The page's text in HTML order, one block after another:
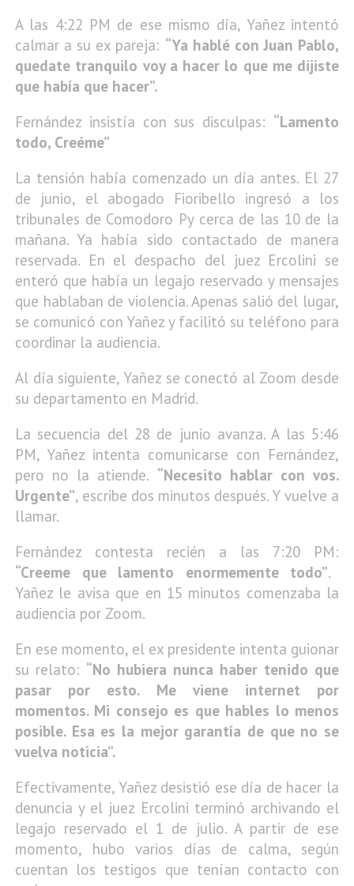
A las 4:22 PM de ese mismo día, Yañez intentó
calmar a su ex pareja: “Ya hablé con Juan Pablo,
quedate tranquilo voy a hacer lo que me dijiste
que había que hacer”.
Fernández insistía con sus disculpas: “Lamento
todo, Creéme”
La tensión había comenzado un día antes. El 27
de junio, el abogado Fioribello ingresó a los
tribunales de Comodoro Py cerca de las 10 de la
mañana. Ya había sido contactado de manera
reservada. En el despacho del juez Ercolini se
enteró que había un legajo reservado y mensajes
que hablaban de violencia. Apenas salió del lugar,
se comunicó con Yañez y facilitó su teléfono para
coordinar la audiencia.
Al día siguiente, Yañez se conectó al Zoom desde
su departamento en Madrid.
La secuencia del 28 de junio avanza. A las 5:46
PM, Yañez intenta comunicarse con Fernández,
pero no la atiende. “Necesito hablar con vos.
Urgente”, escribe dos minutos después. Y vuelve a
llamar.
Fernández contesta recién a las 7:20 PM:
“Creeme que lamento enormemente todo”.
Yañez le avisa que en 15 minutos comenzaba la
audiencia por Zoom.
En ese momento, el ex presidente intenta guionar
su relato: “No hubiera nunca haber tenido que
pasar por esto. Me viene internet por
momentos. Mi consejo es que hables lo menos
posible. Esa es la mejor garantía de que no se
vuelva noticia”.
Efectivamente, Yañez desistió ese día de hacer la
denuncia y el juez Ercolini terminó archivando el
legajo reservado el 1 de julio. A partir de ese
momento, hubo varios días de calma, según
cuentan los testigos que tenían contacto con